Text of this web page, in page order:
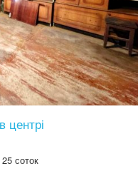
центрі
25 соток